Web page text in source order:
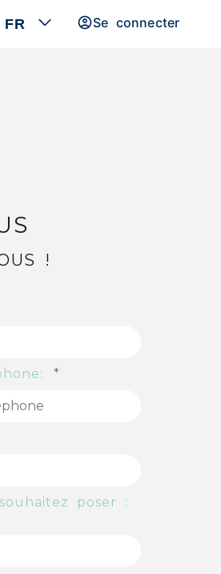
FR Se connecter
!
poser :